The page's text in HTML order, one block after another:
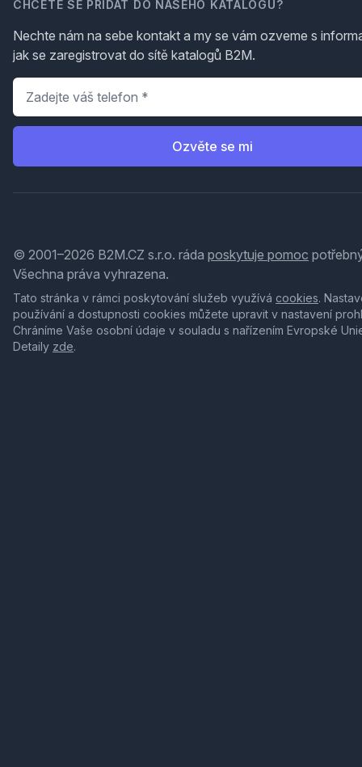
CHCETE SE PŘIDAT DO NAŠEHO KATALOGU?
Nechte nám na sebe kontakt a my se vám ozveme s
jak se zaregistrovat do sítě katalogů B2M.
Telefon
Ozvěte se mi
© 2001–2026 B2M.CZ s.r.o. ráda poskytuje pomoc
Všechna práva vyhrazena.
Tato stránka v rámci poskytování služeb využívá cookies.
používání a dostupnosti cookies můžete upravit v nastavení
Chráníme Vaše osobní údaje v souladu s nařízením Evropské
Detaily zde.